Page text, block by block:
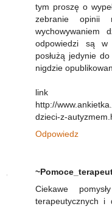
tym proszę o
zebranie opinii
wychowywaniem
odpowiedzi są w
posłużą jedynie
nigdzie
link
http://
dzieci-z-
Odpowiedz
Ciekawe
terapeutycznych i